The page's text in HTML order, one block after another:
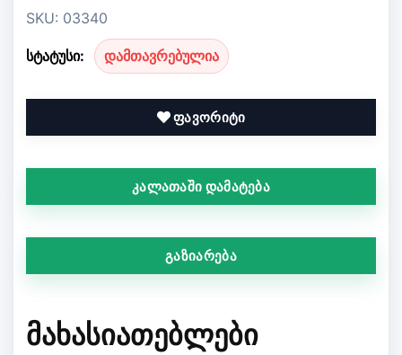
SKU: 03340
სტატუსი: დამთავრებულია
ფავორიტი
კალათაში დამატება
გაზიარება
ᲛᲐᲮᲐᲡᲘᲐᲗᲔᲑᲚᲔᲑᲘ